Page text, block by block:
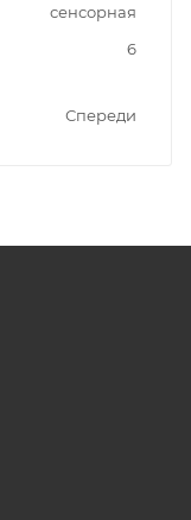
сенсорная
6
Спереди